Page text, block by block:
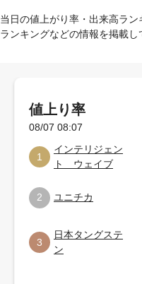
当日の値上がり率・出来高ラ
ランキングなどの情報を掲載し